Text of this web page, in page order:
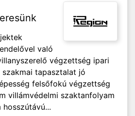
való
végzettség ipari
tapasztalat jó
felsőfokú végzettség
villámvédelmi szaktanfolyam